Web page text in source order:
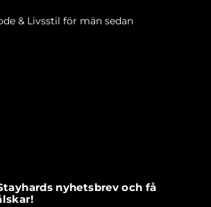
& Livsstil för män sedan
nyhetsbrev och få